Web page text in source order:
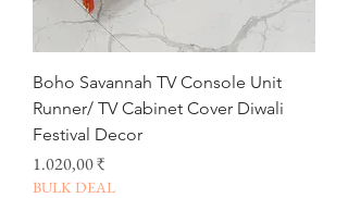
Boho Savannah TV Console Unit
Runner/ TV Cabinet Cover Diwali
Festival Decor
Τιμή
1.020,00 ₹
BULK DEAL